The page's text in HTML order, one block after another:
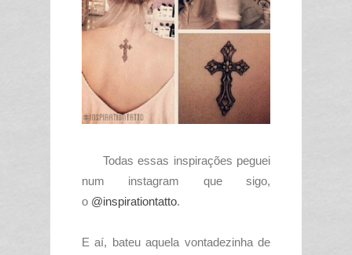
Todas essas inspirações peguei
num instagram que sigo,
o @inspirationtatto.
E aí, bateu aquela vontadezinha de